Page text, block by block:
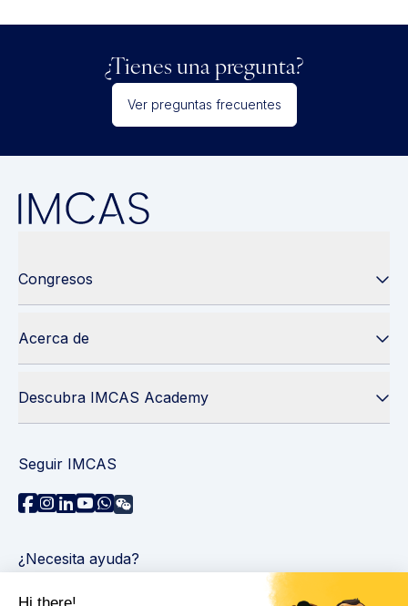
¿Tienes una pregunta?
Ver preguntas frecuentes
Congresos
Acerca de
Descubra IMCAS Academy
Seguir IMCAS
¿Necesita ayuda?
Contáctenos